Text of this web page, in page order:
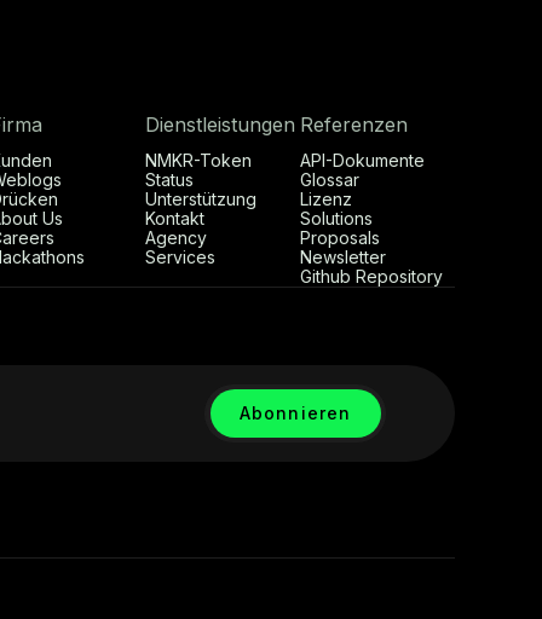
Us
Dienstleistungen
NMKR-Token
Status
Unterstützung
Kontakt
Agency
Services
Referenzen
API-Dokumente
Glossar
Lizenz
Solutions
Proposals
Newsletter
Github Repository